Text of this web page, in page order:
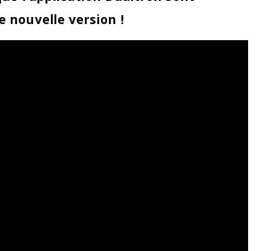
nouvelle version !